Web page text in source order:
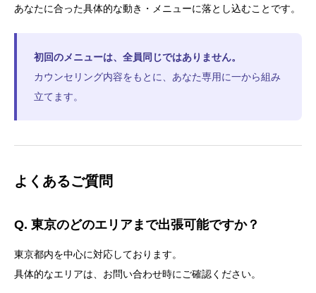
あなたに合った具体的な動き・メニューに落とし込むことです。
初回のメニューは、全員同じではありません。
カウンセリング内容をもとに、あなた専用に一から組み
立てます。
よくあるご質問
Q. 東京のどのエリアまで出張可能ですか？
東京都内を中心に対応しております。
具体的なエリアは、お問い合わせ時にご確認ください。